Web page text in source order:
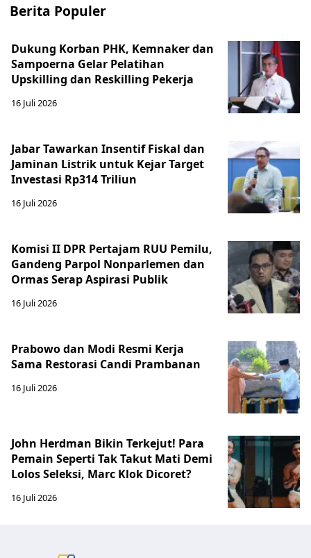
Berita Populer
Dukung Korban PHK, Kemnaker dan
Sampoerna Gelar Pelatihan
Upskilling dan Reskilling Pekerja
16 Juli 2026
Jabar Tawarkan Insentif Fiskal dan
Jaminan Listrik untuk Kejar Target
Investasi Rp314 Triliun
16 Juli 2026
Komisi II DPR Pertajam RUU Pemilu,
Gandeng Parpol Nonparlemen dan
Ormas Serap Aspirasi Publik
16 Juli 2026
Prabowo dan Modi Resmi Kerja
Sama Restorasi Candi Prambanan
16 Juli 2026
John Herdman Bikin Terkejut! Para
Pemain Seperti Tak Takut Mati Demi
Lolos Seleksi, Marc Klok Dicoret?
16 Juli 2026